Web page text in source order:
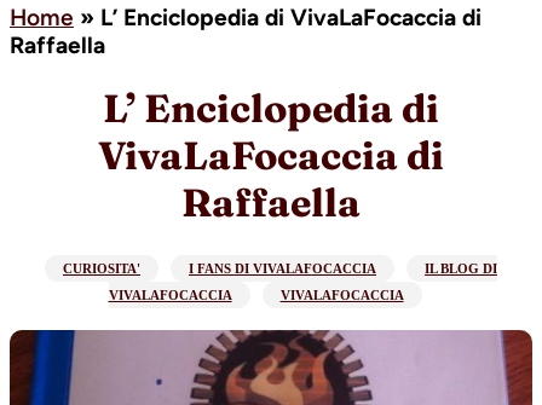
Home » L’ Enciclopedia di VivaLaFocaccia di
Raffaella
L’ Enciclopedia di
VivaLaFocaccia di
Raffaella
CURIOSITA' I FANS DI VIVALAFOCACCIA
IL BLOG DI
VIVALAFOCACCIA
VIVALAFOCACCIA